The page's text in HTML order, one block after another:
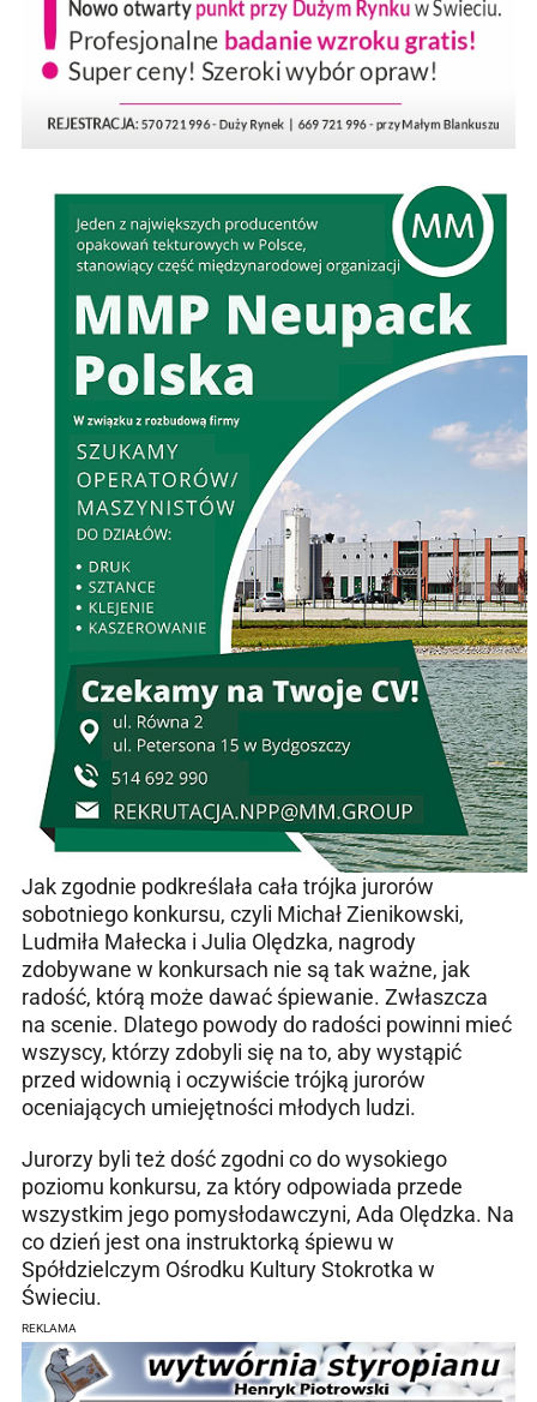
Jak zgodnie podkreślała cała trójka jurorów
sobotniego konkursu, czyli Michał Zienikowski,
Ludmiła Małecka i Julia Olędzka, nagrody
zdobywane w konkursach nie są tak ważne, jak
radość, którą może dawać śpiewanie. Zwłaszcza
na scenie. Dlatego powody do radości powinni mieć
wszyscy, którzy zdobyli się na to, aby wystąpić
przed widownią i oczywiście trójką jurorów
oceniających umiejętności młodych ludzi.
Jurorzy byli też dość zgodni co do wysokiego
poziomu konkursu, za który odpowiada przede
wszystkim jego pomysłodawczyni, Ada Olędzka. Na
co dzień jest ona instruktorką śpiewu w
Spółdzielczym Ośrodku Kultury Stokrotka w
Świeciu.
REKLAMA